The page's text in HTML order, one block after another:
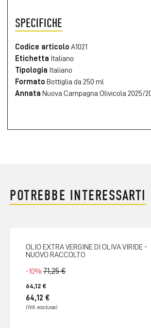
SPECIFICHE
Codice articolo A1021
Etichetta Italiano
Tipologia Italiano
Formato Bottiglia da 250 ml
Annata Nuova Campagna Olivicola 2025/
POTREBBE INTERESSARTI
OLIO EXTRA VERGINE DI OLIVA VIRIDE -
NUOVO RACCOLTO
-10% 71,25 €
64,12 €
64,12 €